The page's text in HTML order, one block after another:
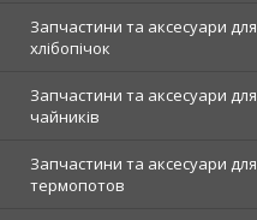
Запчастини та аксесуари для
хлібопічок
Запчастини та аксесуари для
чайників
Запчастини та аксесуари для
термопотов